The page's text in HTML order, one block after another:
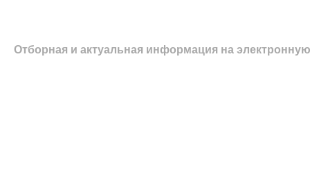
Отборная и актуальная информация на